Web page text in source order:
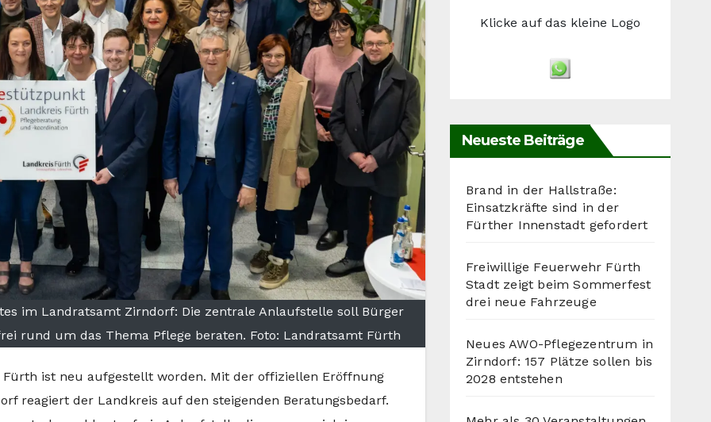
im Landratsamt Zirndorf: Die zentrale Anlaufstelle soll Bürger
rund um das Thema Pflege beraten. Foto: Landratsamt Fürth
ist neu aufgestellt worden. Mit der offiziellen Eröffnung
reagiert der Landkreis auf den steigenden Beratungsbedarf.
Klicke auf das kleine Logo
Neueste Beiträge
Brand in der Hallstraße:
Einsatzkräfte sind in der
Fürther Innenstadt gefordert
Freiwillige Feuerwehr Fürth
Stadt zeigt beim Sommerfest
drei neue Fahrzeuge
Neues AWO-Pflegezentrum in
Zirndorf: 157 Plätze sollen bis
2028 entstehen